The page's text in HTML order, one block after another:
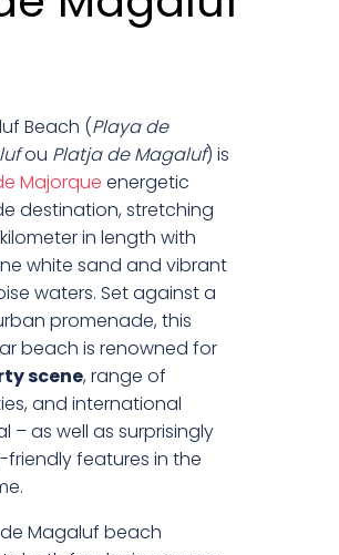
Beach (Playa de
ou Platja de Magaluf) is
Majorque energetic
destination, stretching
in length with
white sand and vibrant
waters. Set against a
promenade, this
beach is renowned for
scene, range of
and international
– as well as surprisingly
friendly features in the
Magaluf beach